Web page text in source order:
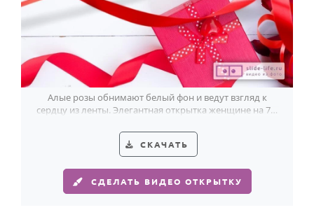
Алые розы обнимают белый фон и ведут взгляд к
сердцу из ленты. Элегантная открытка женщине на 79-
СКАЧАТЬ
СДЕЛАТЬ ВИДЕО ОТКРЫТКУ